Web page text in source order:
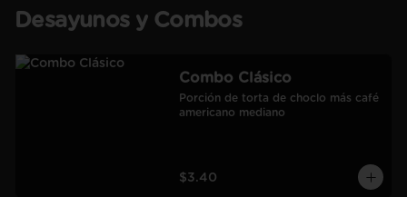
Desayunos y Combos
Combo Clásico
Porción de torta de choclo más café
americano mediano
$3.40